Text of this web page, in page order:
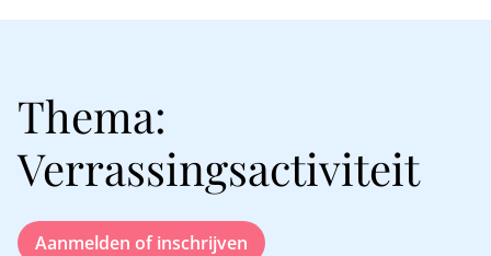
Thema:
Verrassingsactiviteit
Aanmelden of inschrijven